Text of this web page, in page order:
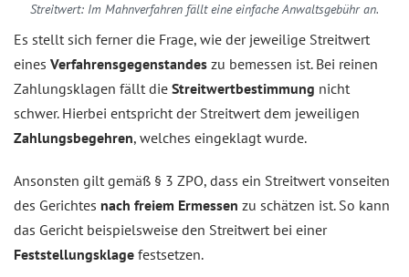
Streitwert: Im Mahnverfahren fällt eine einfache Anwaltsgebühr an.
Es stellt sich ferner die Frage, wie der jeweilige Streitwert
eines Verfahrensgegenstandes zu bemessen ist. Bei reinen
Zahlungsklagen fällt die Streitwertbestimmung nicht
schwer. Hierbei entspricht der Streitwert dem jeweiligen
Zahlungsbegehren, welches eingeklagt wurde.
Ansonsten gilt gemäß § 3 ZPO, dass ein Streitwert vonseiten
des Gerichtes nach freiem Ermessen zu schätzen ist. So kann
das Gericht beispielsweise den Streitwert bei einer
Feststellungsklage festsetzen.